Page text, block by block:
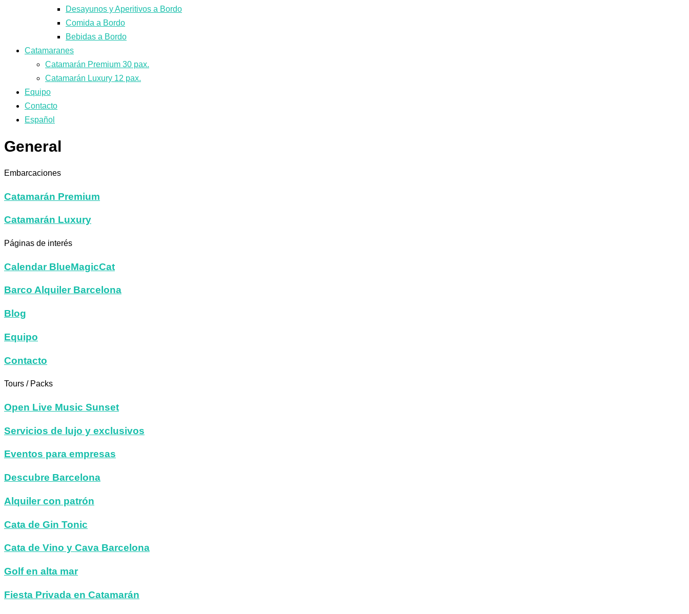
Desayunos y Aperitivos a Bordo
Comida a Bordo
Bebidas a Bordo
Catamaranes
Catamarán Premium 30 pax.
Catamarán Luxury 12 pax.
Equipo
Contacto
Español
General
Embarcaciones
Catamarán Premium
Catamarán Luxury
Páginas de interés
Calendar BlueMagicCat
Barco Alquiler Barcelona
Blog
Equipo
Contacto
Tours / Packs
Open Live Music Sunset
Servicios de lujo y exclusivos
Eventos para empresas
Descubre Barcelona
Alquiler con patrón
Cata de Gin Tonic
Cata de Vino y Cava Barcelona
Golf en alta mar
Fiesta Privada en Catamarán